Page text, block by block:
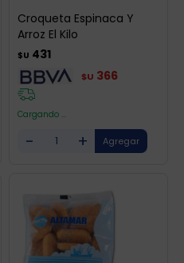
Croqueta Espinaca Y
Arroz El Kilo
$U 431
$U 366
Cargando ...
- +